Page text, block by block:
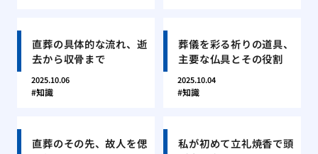
直葬の具体的な流れ、逝
去から収骨まで
2025.10.06
知識
葬儀を彩る祈りの道具、
主要な仏具とその役割
2025.10.04
知識
直葬のその先、故人を偲
私が初めて立礼焼香で頭